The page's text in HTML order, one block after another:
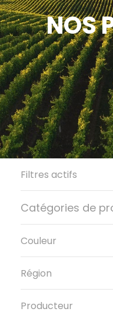
NOS
Filtres actifs
Catégories de
Couleur
Région
Producteur